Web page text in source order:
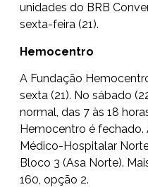
unidades do BRB
sexta-feira (21).
Hemocentro
A Fundação
sexta (21). No sábado
normal, das 7 às 18
Hemocentro é fechado.
Médico-Hospitalar
Bloco 3 (Asa Norte).
160, opção 2.